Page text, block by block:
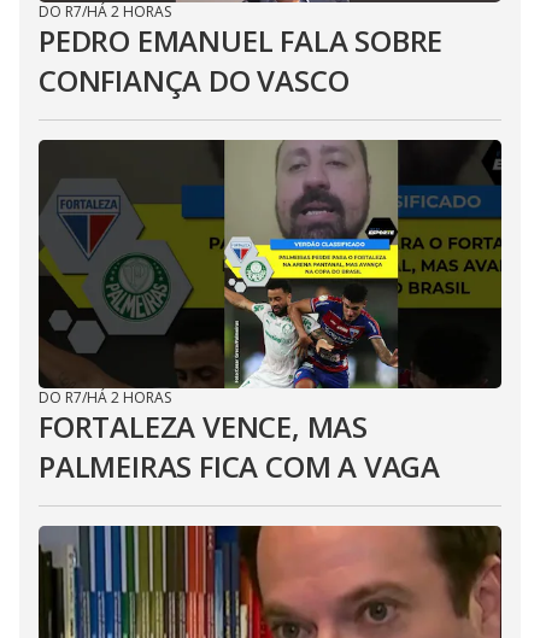
DO R7/HÁ 2 HORAS
PEDRO EMANUEL FALA SOBRE
CONFIANÇA DO VASCO
DO R7/HÁ 2 HORAS
FORTALEZA VENCE, MAS
PALMEIRAS FICA COM A VAGA